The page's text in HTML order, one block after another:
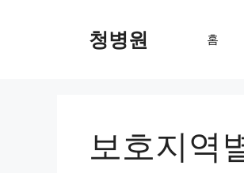
청병원 홈
보호지역